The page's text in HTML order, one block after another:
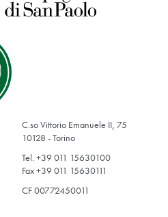
C.so Vittorio Emanuele II, 75
10128 - Torino
Tel. +39 011 15630100
Fax +39 011 15630111
CF 00772450011